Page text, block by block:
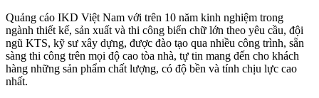
Quảng cáo IKD Việt Nam với trên 10 năm kinh nghiệm trong
ngành thiết kế, sản xuất và thi công biển chữ lớn theo yêu cầu, đội
ngũ KTS, kỹ sư xây dựng, được đào tạo qua nhiều công trình, sẵn
sàng thi công trên mọi độ cao tòa nhà, tự tin mang đến cho khách
hàng những sản phẩm chất lượng, có độ bền và tính chịu lực cao
nhất.